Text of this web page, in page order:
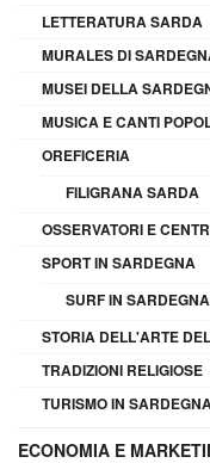
LETTERATURA SARDA
MURALES DI
MUSEI DELLA
MUSICA E CANTI
OREFICERIA
FILIGRANA SARDA
OSSERVATORI E
SPORT IN SARDEGNA
SURF IN SARDEGNA
STORIA DELL'ARTE
TRADIZIONI RELIGIOSE
TURISMO IN
ECONOMIA E